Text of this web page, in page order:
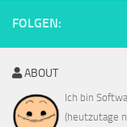
FOLGEN:
ABOUT
Ich bin
(heutzutage